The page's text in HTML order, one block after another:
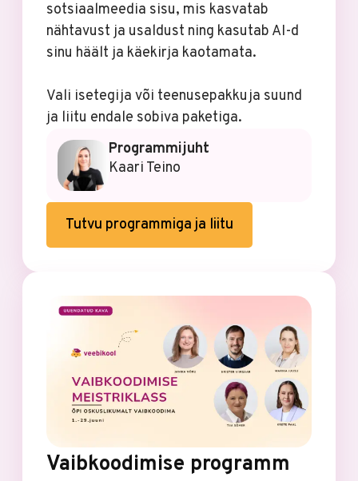
sotsiaalmeedia sisu, mis kasvatab
nähtavust ja usaldust ning kasutab AI-d
sinu häält ja käekirja kaotamata.
Vali isetegija või teenusepakkuja suund
ja liitu endale sobiva paketiga.
Programmijuht
Kaari Teino
Tutvu programmiga ja liitu
Vaibkoodimise programm